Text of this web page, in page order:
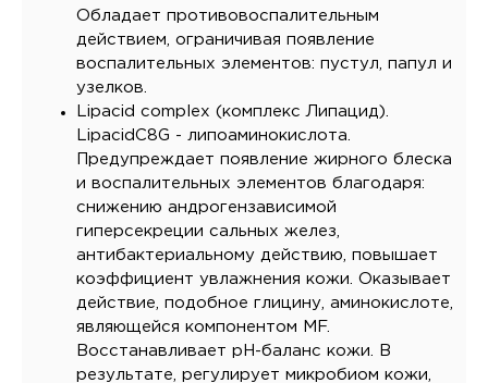
Обладает противовоспалительным
действием, ограничивая появление
воспалительных элементов: пустул, папул и
узелков.
Lipacid complex (комплекс Липацид).
LipacidC8G - липоаминокислота.
Предупреждает появление жирного блеска
и воспалительных элементов благодаря:
снижению андрогензависимой
гиперсекреции сальных желез,
антибактериальному действию, повышает
коэффициент увлажнения кожи. Оказывает
действие, подобное глицину, аминокислоте,
являющейся компонентом MF.
Восстанавливает рН-баланс кожи. В
результате, регулирует микробиом кожи,